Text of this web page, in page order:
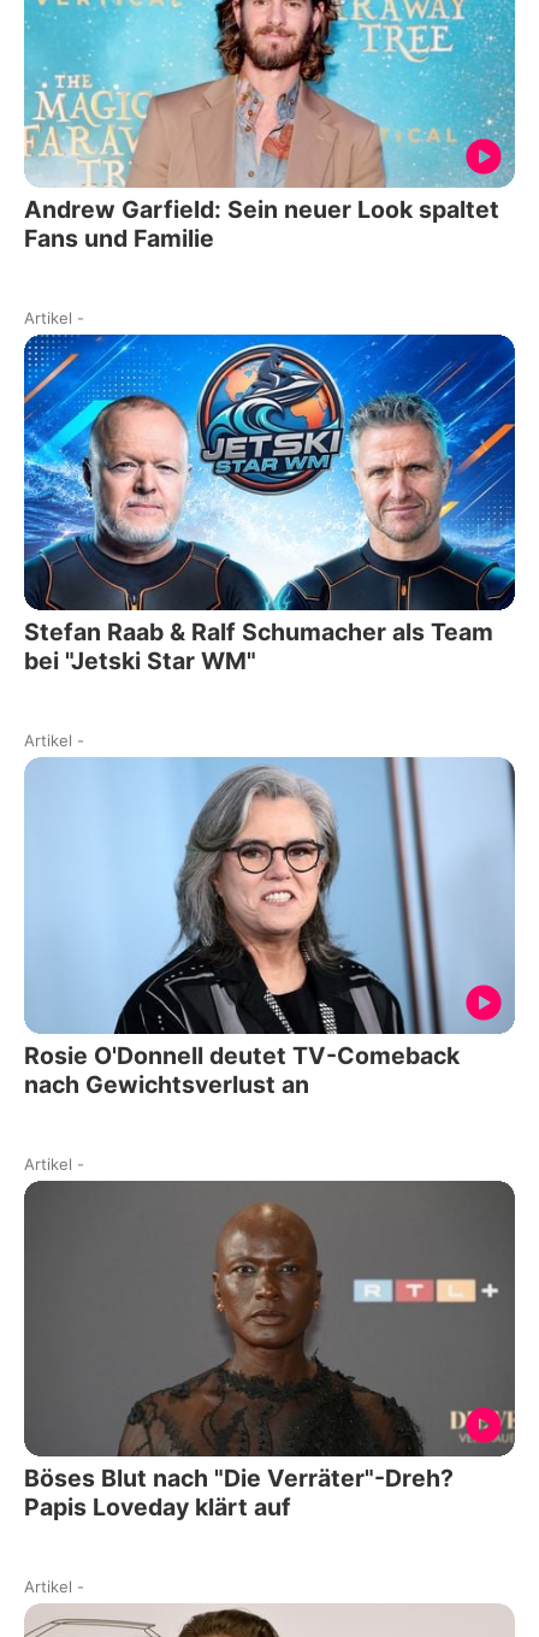
Andrew Garfield: Sein neuer Look spaltet
Fans und Familie
Artikel -
Stefan Raab & Ralf Schumacher als Team
bei "Jetski Star WM"
Artikel -
Rosie O'Donnell deutet TV-Comeback
nach Gewichtsverlust an
Artikel -
Böses Blut nach "Die Verräter"-Dreh?
Papis Loveday klärt auf
Artikel -